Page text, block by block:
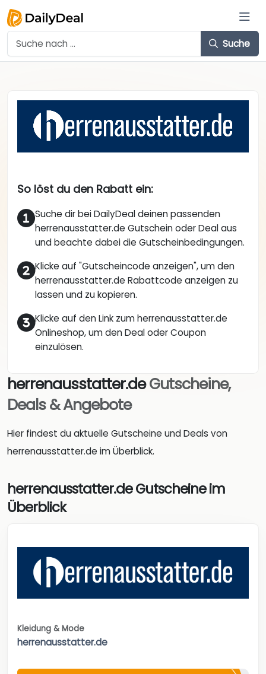
Suche
So löst du den Rabatt ein:
Suche dir bei DailyDeal deinen passenden
herrenausstatter.de Gutschein oder Deal aus
und beachte dabei die Gutscheinbedingungen.
Klicke auf "Gutscheincode anzeigen", um den
herrenausstatter.de Rabattcode anzeigen zu
lassen und zu kopieren.
Klicke auf den Link zum herrenausstatter.de
Onlineshop, um den Deal oder Coupon
einzulösen.
herrenausstatter.deGutscheine,
Deals & Angebote
Hier findest du aktuelle Gutscheine und Deals von
herrenausstatter.de im Überblick.
herrenausstatter.de Gutscheine im
Überblick
Kleidung & Mode
herrenausstatter.de